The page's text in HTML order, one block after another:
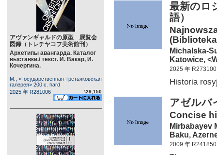
アヴァンギャルドの原型 展覧会
図録（トレチヤコフ美術館刊）
Архетипы авангарда. Каталог
выставки./ текст. И. Вакар, И.
Кочергина.
М., <Государственная Третьяковская
галерея> 200 c. hard
2025 年 R281006
\29,150
最新のロ
語）
Michalska-
Katowice,
2025 年 R273100
Historia
アゼルバ
Concise
Mirbabayev
Baku,
2009 年 R241850